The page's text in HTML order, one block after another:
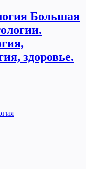
Большая
здоровье.